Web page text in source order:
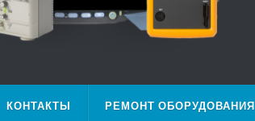
КОНТАКТЫ РЕМОНТ ОБОРУДОВАНИЯ